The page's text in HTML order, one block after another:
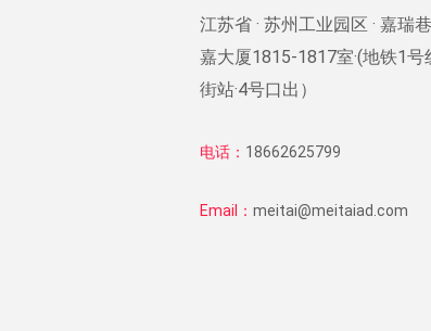
江苏省 · 苏州工业园区 · 嘉瑞
嘉大厦1815-1817室·(地铁1号
街站·4号口出）
电话： 18662625799
Email： meitai@meitaiad.com